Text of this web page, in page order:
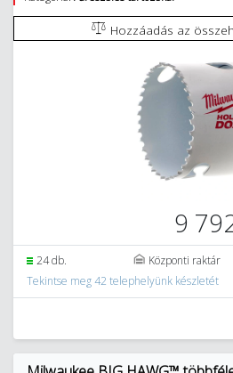
Hozzáadás az
9
24 db. Központi raktár
Tekintse meg 42 telephelyünk készletét